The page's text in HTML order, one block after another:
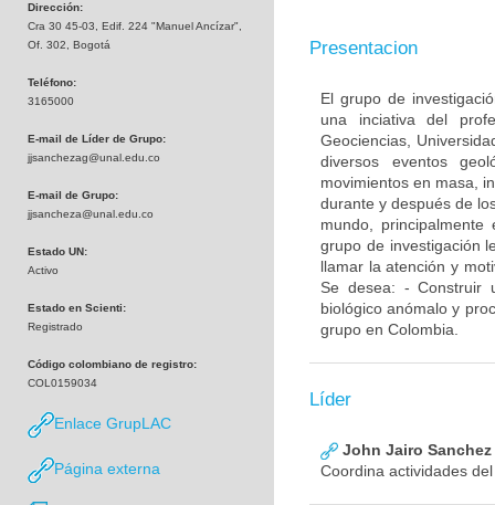
Dirección:
Cra 30 45-03, Edif. 224 "Manuel Ancízar",
Of. 302, Bogotá
Teléfono:
3165000
E-mail de Líder de Grupo:
jjsanchezag@unal.edu.co
E-mail de Grupo:
jjsancheza@unal.edu.co
Estado UN:
Activo
Estado en Scienti:
Registrado
Código colombiano de registro:
COL0159034
Enlace GrupLAC
Página externa
Presentacion
El grupo de
una inciativa del
Geociencias,
diversos eventos
movimientos en masa,
durante y después de
mundo,
grupo de investigación
llamar la atención y
Se desea: - Construir
biológico anómalo y
grupo en Colombia.
Líder
John Jairo
Coordina actividades